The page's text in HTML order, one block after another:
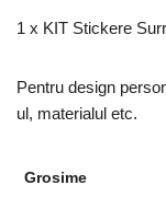
1 x KIT Stickere
Pentru design
ul, materialul etc.
Grosime